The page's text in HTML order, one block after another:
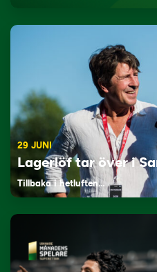
29 JUNI
Lagerlöf tar över i
Tillbaka i hetluften…